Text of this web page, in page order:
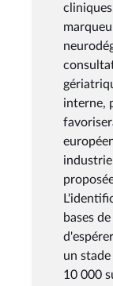
interne,
bases
un
10 000